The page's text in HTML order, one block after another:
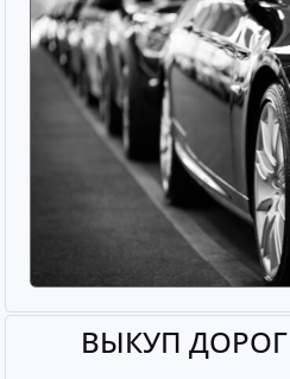
ВЫКУП